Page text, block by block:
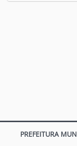
PREFEITURA